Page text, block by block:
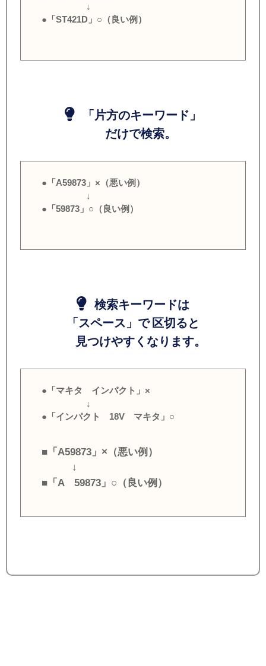
↓
●「ST421D」○（良い例）
「片方のキーワード」
だけで検索。
●「A59873」×（悪い例）
↓
●「59873」○（良い例）
検索キーワードは
「スペース」で 区切ると
見つけやすくなります。
●「マキタ インパクト」×
↓
●「インパクト 18V マキタ」○
■「A59873」×（悪い例）
↓
■「A 59873」○（良い例）